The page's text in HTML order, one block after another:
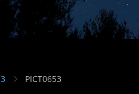
PICT0653